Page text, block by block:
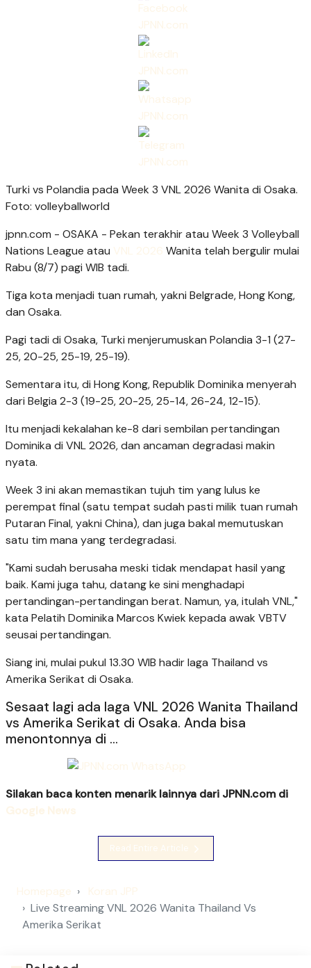
Turki vs Polandia pada Week 3 VNL 2026 Wanita di Osaka.
Foto: volleyballworld
jpnn.com - OSAKA - Pekan terakhir atau Week 3 Volleyball
Nations League atau VNL 2026 Wanita telah bergulir mulai
Rabu (8/7) pagi WIB tadi.
Tiga kota menjadi tuan rumah, yakni Belgrade, Hong Kong,
dan Osaka.
Pagi tadi di Osaka, Turki menjerumuskan Polandia 3-1 (27-
25, 20-25, 25-19, 25-19).
Sementara itu, di Hong Kong, Republik Dominika menyerah
dari Belgia 2-3 (19-25, 20-25, 25-14, 26-24, 12-15).
Itu menjadi kekalahan ke-8 dari sembilan pertandingan
Dominika di VNL 2026, dan ancaman degradasi makin
nyata.
Week 3 ini akan memastikan tujuh tim yang lulus ke
perempat final (satu tempat sudah pasti milik tuan rumah
Putaran Final, yakni China), dan juga bakal memutuskan
satu tim mana yang terdegradasi.
"Kami sudah berusaha meski tidak mendapat hasil yang
baik. Kami juga tahu, datang ke sini menghadapi
pertandingan-pertandingan berat. Namun, ya, itulah VNL,"
kata Pelatih Dominika Marcos Kwiek kepada awak VBTV
seusai pertandingan.
Siang ini, mulai pukul 13.30 WIB hadir laga Thailand vs
Amerika Serikat di Osaka.
Sesaat lagi ada laga VNL 2026 Wanita Thailand
vs Amerika Serikat di Osaka. Anda bisa
menontonnya di ...
Silakan baca konten menarik lainnya dari JPNN.com di
Google News
Read Entire Article
Homepage
Koran JPP
Live Streaming VNL 2026 Wanita Thailand Vs
Amerika Serikat